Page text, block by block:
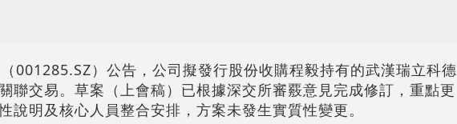
001285.SZ）公告，公司擬發行股份收購程毅持有的武漢瑞立科德
聯交易。草案（上會稿）已根據深交所審覈意見完成修訂，重點更
說明及核心人員整合安排，方案未發生實質性變更。